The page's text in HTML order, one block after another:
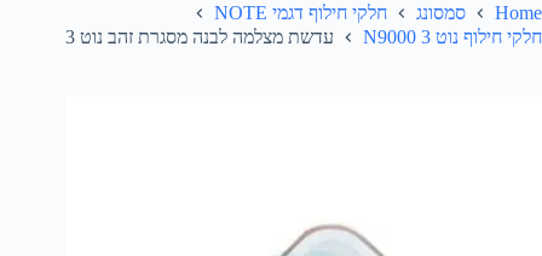
Home סמסונג
חלקי חילוף דגמי NOTE
חלקי חילוף נוט 3 N9000
עדשת מצלמה לבנה מסגרת זהב נוט 3